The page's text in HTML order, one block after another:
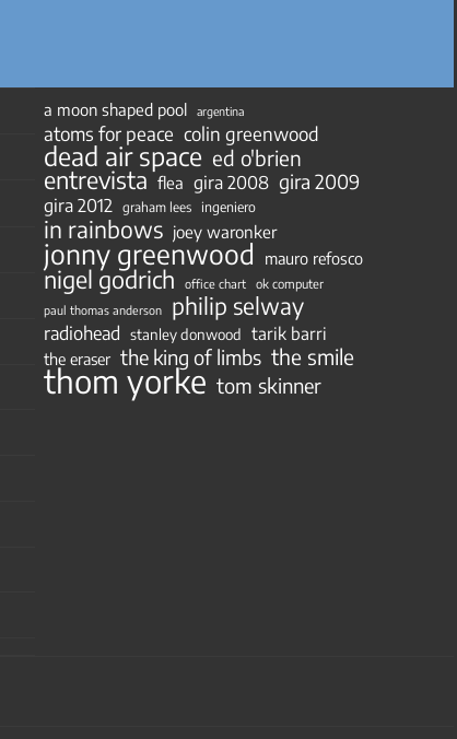
a moon shaped pool argentina
atoms for peace colin greenwood
dead air space ed o'brien
entrevista flea gira 2008 gira 2009
gira 2012 graham lees ingeniero
in rainbows joey waronker
jonny greenwood mauro refosco
nigel godrich office chart ok computer
paul thomas anderson philip selway
radiohead stanley donwood tarik barri
the eraser the king of limbs the smile
thom yorke tom skinner